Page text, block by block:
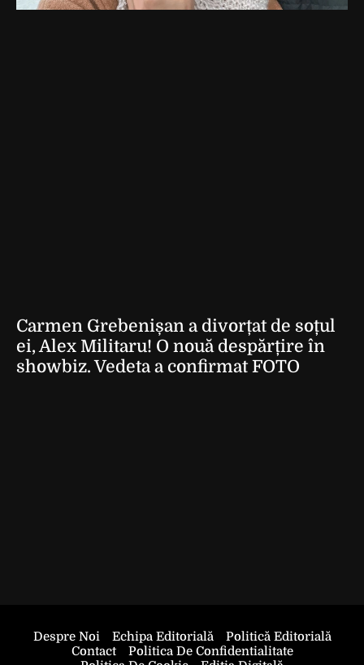
Carmen Grebenișan a divorțat de soțul
ei, Alex Militaru! O nouă despărțire în
showbiz. Vedeta a confirmat FOTO
Despre Noi Echipa Editorială
Politică Editorială
Contact
Politica De Confidentialitate